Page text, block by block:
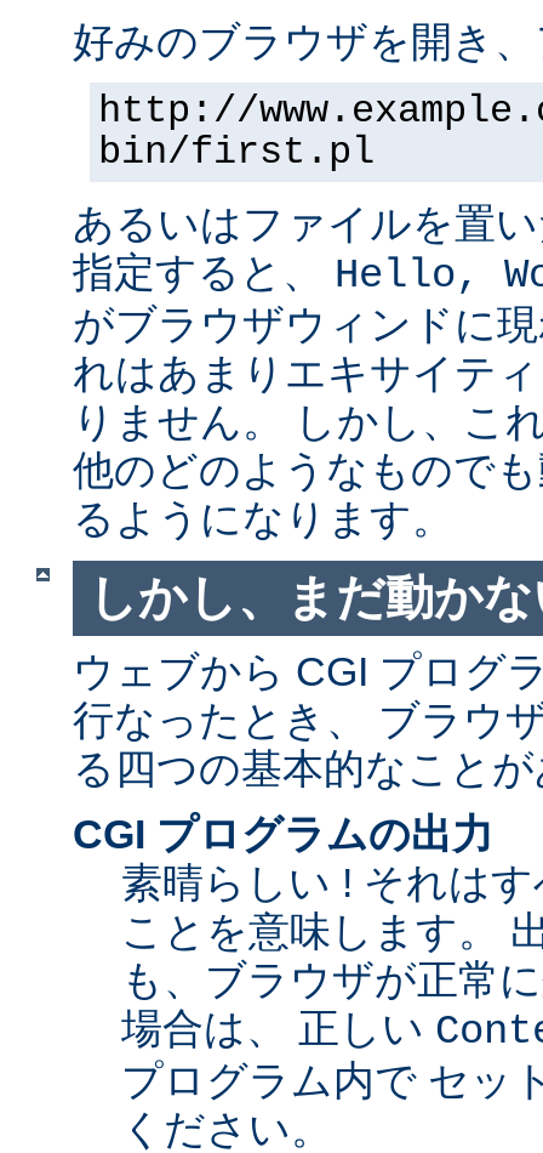
好みのブラウザを開き
http://
bin/first.pl
あるいはファイルを置
指定すると、 Hello,
がブラウザウィンドに
れはあまりエキサイテ
りません。 しかし、こ
他のどのようなもので
るようになります。
しかし、まだ動か
ウェブから CGI プログ
行なったとき、 ブラウ
る四つの基本的なこと
CGI プログラムの出力
素晴らしい ! それは
ことを意味します。
も、ブラウザが正常
場合は、 正しい
プログラム内で セッ
ください。